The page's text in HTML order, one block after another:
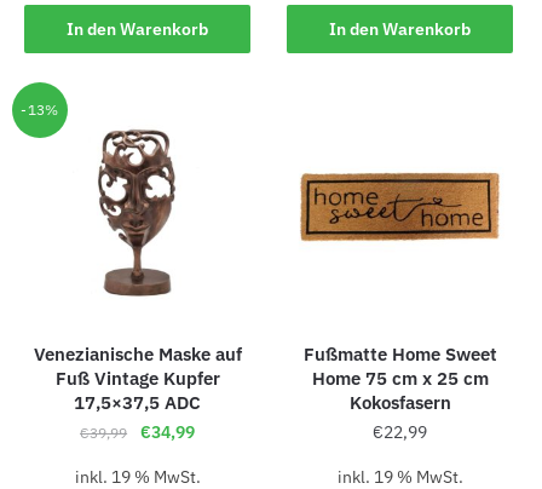
In den Warenkorb
In den Warenkorb
-13%
Venezianische Maske auf
Fuß Vintage Kupfer
17,5×37,5 ADC
€39,99 €34,99
inkl. 19 % MwSt.
Fußmatte Home Sweet
Home 75 cm x 25 cm
Kokosfasern
€22,99
inkl. 19 % MwSt.